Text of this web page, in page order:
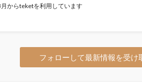
からteketを利用しています
フォローして最新情報を受け